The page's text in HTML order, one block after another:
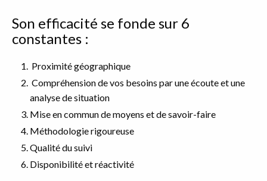
Son efficacité se fonde sur 6
constantes :
Proximité géographique
Compréhension de vos besoins par une écoute et une
analyse de situation
Mise en commun de moyens et de savoir-faire
Méthodologie rigoureuse
Qualité du suivi
Disponibilité et réactivité